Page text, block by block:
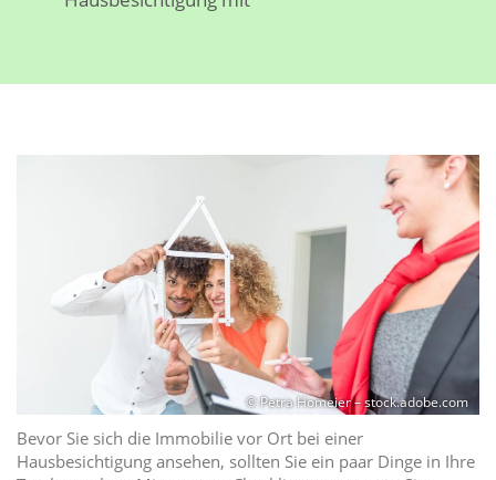
© Petra Homeier – stock.adobe.com
Bevor Sie sich die Immobilie vor Ort bei einer
Hausbesichtigung ansehen, sollten Sie ein paar Dinge in Ihre